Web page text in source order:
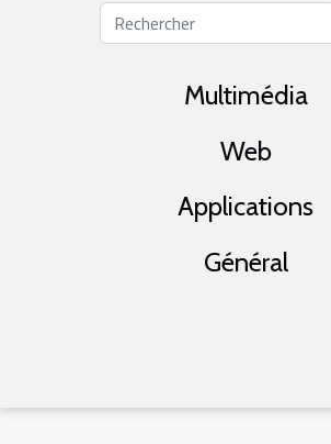
Multimédia
Web
Applications
Général